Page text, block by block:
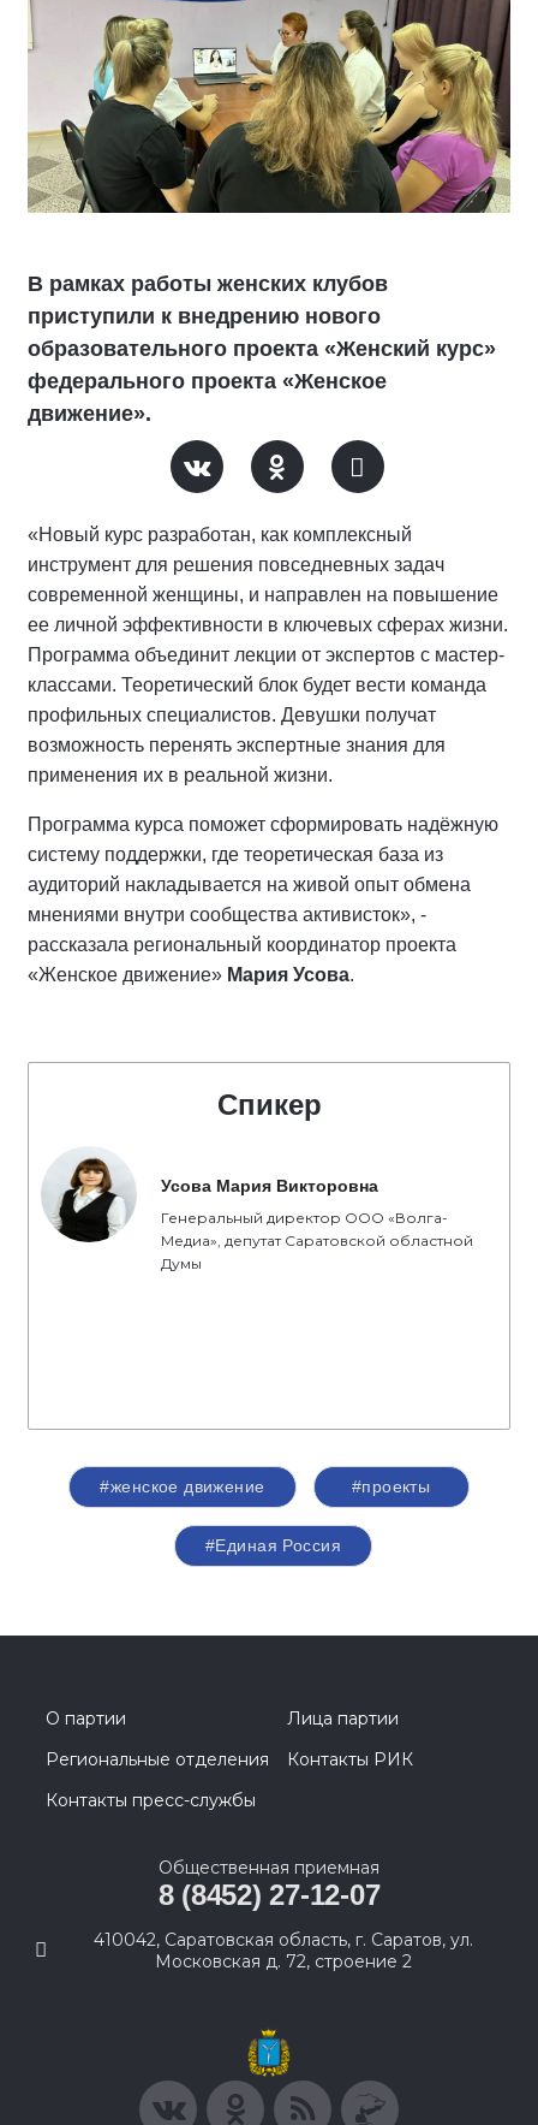
В рамках работы женских клубов
приступили к внедрению нового
образовательного проекта «Женский курс»
федерального проекта «Женское
движение».
«Новый курс разработан, как комплексный
инструмент для решения повседневных задач
современной женщины, и направлен на повышение
ее личной эффективности в ключевых сферах жизни.
Программа объединит лекции от экспертов с мастер-
классами. Теоретический блок будет вести команда
профильных специалистов. Девушки получат
возможность перенять экспертные знания для
применения их в реальной жизни.
Программа курса поможет сформировать надёжную
систему поддержки, где теоретическая база из
аудиторий накладывается на живой опыт обмена
мнениями внутри сообщества активисток», -
рассказала региональный координатор проекта
«Женское движение» Мария Усова.
Спикер
Усова Мария Викторовна
Генеральный директор ООО «Волга-
Медиа», депутат Саратовской областной
Думы
#женское движение #проекты
#Единая Россия
О партии
Лица партии
Региональные отделения
Контакты РИК
Контакты пресс-службы
Общественная приемная
8 (8452) 27-12-07
410042, Саратовская область, г. Саратов, ул.
Московская д. 72, строение 2